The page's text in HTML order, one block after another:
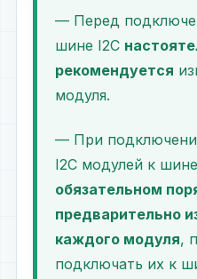
— Перед
шине I2C
рекомендуется
модуля.
— При
I2C модулей к
обязательном
предварительно
каждого модуля,
подключать их к